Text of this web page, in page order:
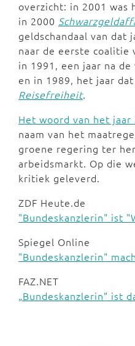
overzicht: in 2001 was
in 2000
geldschandaal van dat
naar de eerste coalitie
in 1991, een jaar na
en in 1989, het jaar
Reisefreiheit.
Het woord van het jaar
naam van het
groene regering ter
arbeidsmarkt. Op die
kritiek geleverd.
ZDF Heute.de
"Bundeskanzlerin" ist
Spiegel Online
"Bundeskanzlerin"
FAZ.NET
„Bundeskanzlerin” ist